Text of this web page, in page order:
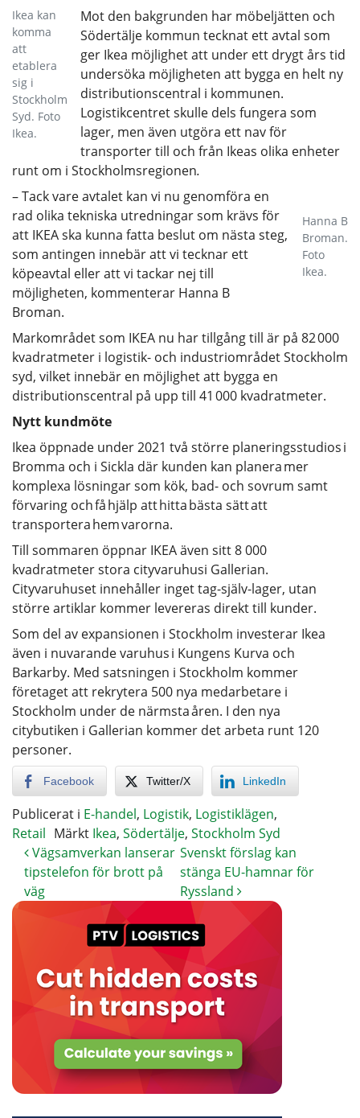
Ikea kan
komma
att
etablera
sig i
Stockholm
Syd. Foto
Ikea.
Mot den bakgrunden har möbeljätten och
Södertälje kommun tecknat ett avtal som
ger Ikea möjlighet att under ett drygt års tid
undersöka möjligheten att bygga en helt ny
distributionscentral i kommunen.
Logistikcentret skulle dels fungera som
lager, men även utgöra ett nav för
transporter till och från Ikeas olika enheter
runt om i Stockholmsregionen.
Hanna B
Broman.
Foto
Ikea.
– Tack vare avtalet kan vi nu genomföra en
rad olika tekniska utredningar som krävs för
att IKEA ska kunna fatta beslut om nästa steg,
som antingen innebär att vi tecknar ett
köpeavtal eller att vi tackar nej till
möjligheten, kommenterar Hanna B
Broman.
Markområdet som IKEA nu har tillgång till är på 82 000
kvadratmeter i logistik- och industriområdet Stockholm
syd, vilket innebär en möjlighet att bygga en
distributionscentral på upp till 41 000 kvadratmeter.
Nytt kundmöte
Ikea öppnade under 2021 två större planeringsstudios i
Bromma och i Sickla där kunden kan planera mer
komplexa lösningar som kök, bad- och sovrum samt
förvaring och få hjälp att hitta bästa sätt att
transportera hem varorna.
Till sommaren öppnar IKEA även sitt 8 000
kvadratmeter stora cityvaruhusi Gallerian.
Cityvaruhuset innehåller inget tag-själv-lager, utan
större artiklar kommer levereras direkt till kunder.
Som del av expansionen i Stockholm investerar Ikea
även i nuvarande varuhus i Kungens Kurva och
Barkarby. Med satsningen i Stockholm kommer
företaget att rekrytera 500 nya medarbetare i
Stockholm under de närmsta åren. I den nya
citybutiken i Gallerian kommer det arbeta runt 120
personer.
Facebook Twitter/X LinkedIn
Publicerat i E-handel, Logistik, Logistiklägen,
Retail Märkt Ikea, Södertälje, Stockholm Syd
Vägsamverkan lanserar
tipstelefon för brott på
väg
Svenskt förslag kan
stänga EU-hamnar för
Ryssland